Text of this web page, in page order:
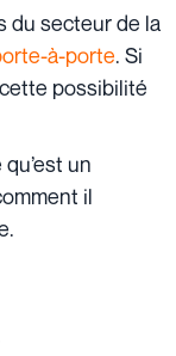
du secteur de la
à-porte. Si
possibilité
un
il